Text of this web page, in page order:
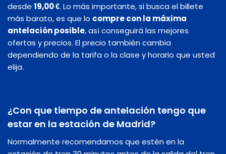
desde 19,00 €. Lo más importante, si busca el billete
más barato, es que lo compre con la máxima
antelación posible, así conseguirá las mejores
ofertas y precios. El precio también cambia
dependiendo de la tarifa o la clase y horario que usted
elija.
¿Con que tiempo de antelación tengo que
estar en la estación de Madrid?
Normalmente recomendamos que estén en la